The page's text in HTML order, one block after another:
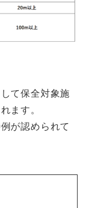
て保全対象施
ます。
が認められて